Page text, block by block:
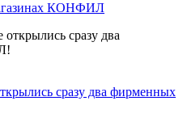
КОНФИЛ
сразу два фирменных